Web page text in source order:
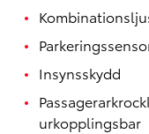
Insynsskydd
urkopplingsbar